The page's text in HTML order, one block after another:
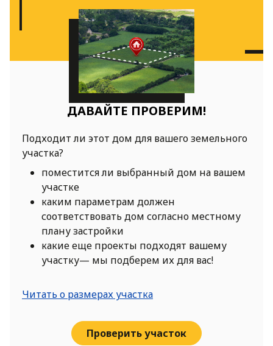
ДАВАЙТЕ ПРОВЕРИМ!
Подходит ли этот дом для вашего земельного
участка?
поместится ли выбранный дом на вашем
участке
каким параметрам должен
соответствовать дом согласно местному
плану застройки
какие еще проекты подходят вашему
участку— мы подберем их для вас!
Читать о размерах участка
Проверить участок